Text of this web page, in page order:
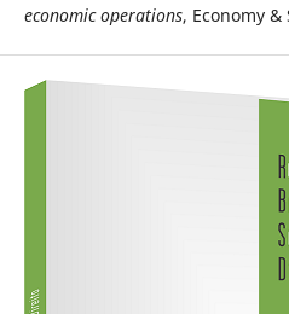
economic operations, Economy &